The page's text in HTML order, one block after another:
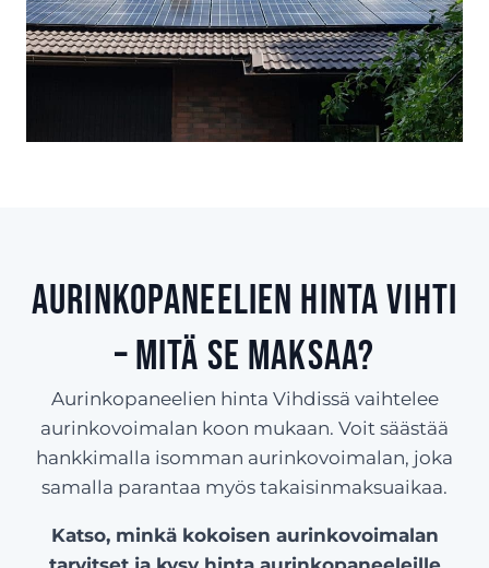
Aurinkopaneelien hinta Vihti
– Mitä se maksaa?
Aurinkopaneelien hinta Vihdissä vaihtelee
aurinkovoimalan koon mukaan. Voit säästää
hankkimalla isomman aurinkovoimalan, joka
samalla parantaa myös takaisinmaksuaikaa.
Katso, minkä kokoisen aurinkovoimalan